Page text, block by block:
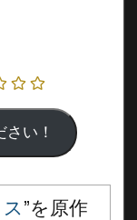
”を原作